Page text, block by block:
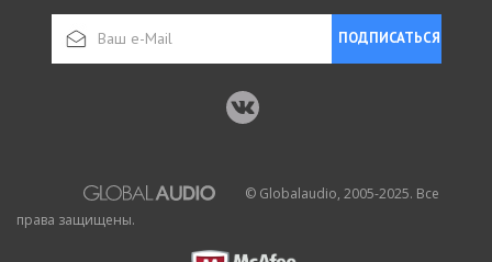
ПОДПИСАТЬСЯ
© Globalaudio, 2005-2025. Все
права защищены.